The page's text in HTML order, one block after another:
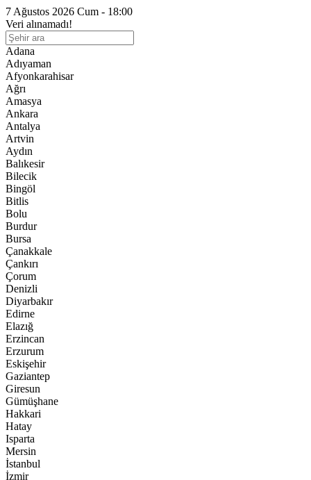
7 Ağustos 2026 Cum - 18:00
Veri alınamadı!
Adana
Adıyaman
Afyonkarahisar
Ağrı
Amasya
Ankara
Antalya
Artvin
Aydın
Balıkesir
Bilecik
Bingöl
Bitlis
Bolu
Burdur
Bursa
Çanakkale
Çankırı
Çorum
Denizli
Diyarbakır
Edirne
Elazığ
Erzincan
Erzurum
Eskişehir
Gaziantep
Giresun
Gümüşhane
Hakkari
Hatay
Isparta
Mersin
İstanbul
İzmir